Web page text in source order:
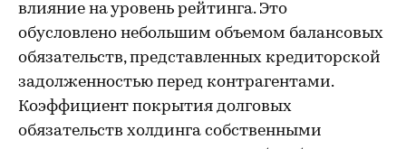
влияние на уровень рейтинга. Это
обусловлено небольшим объемом балансовых
обязательств, представленных кредиторской
задолженностью перед контрагентами.
Коэффициент покрытия долговых
обязательств холдинга собственными